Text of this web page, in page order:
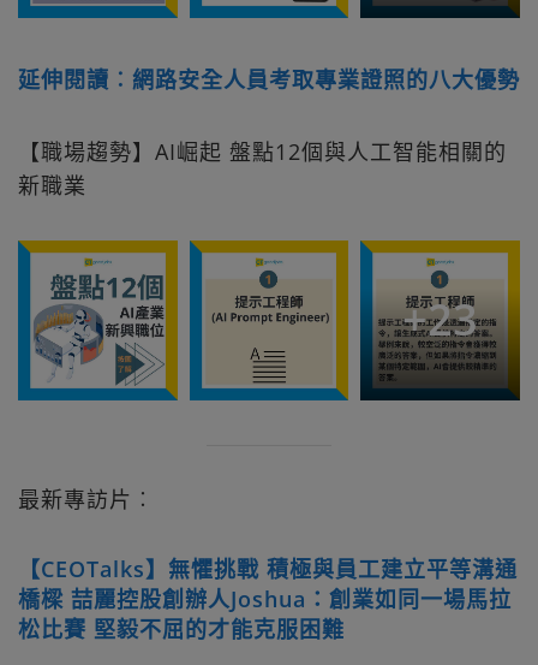
延伸閱讀︰網路安全人員考取專業證照的八大優勢
【職場趨勢】AI崛起 盤點12個與人工智能相關的
新職業
+23
最新專訪片︰
【CEOTalks】無懼挑戰 積極與員工建立平等溝通
橋樑 喆麗控股創辦人Joshua：創業如同一場馬拉
松比賽 堅毅不屈的才能克服困難